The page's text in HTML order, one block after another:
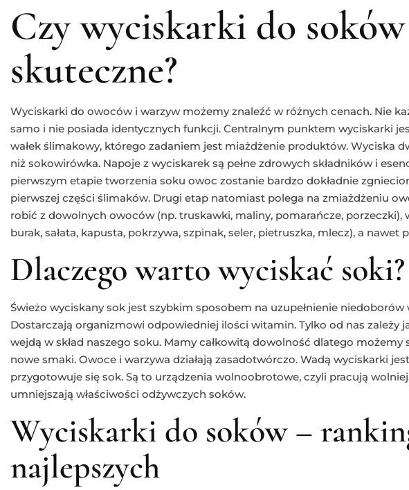
Czy wyciskarki do soków
skuteczne?
Wyciskarki do owoców i warzyw możemy znaleźć w różnych cenach. Nie
samo i nie posiada identycznych funkcji. Centralnym punktem wyciskarki
wałek ślimakowy, którego zadaniem jest miażdżenie produktów. Wyciska
niż sokowirówka. Napoje z wyciskarek są pełne zdrowych składników i
pierwszym etapie tworzenia soku owoc zostanie bardzo dokładnie
pierwszej części ślimaków. Drugi etap natomiast polega na zmiażdżeniu
robić z dowolnych owoców (np. truskawki, maliny, pomarańcze, porzeczki),
burak, sałata, kapusta, pokrzywa, szpinak, seler, pietruszka, mlecz), a nawet
Dlaczego warto wyciskać soki?
Świeżo wyciskany sok jest szybkim sposobem na uzupełnienie niedoborów
Dostarczają organizmowi odpowiedniej ilości witamin. Tylko od nas zależy
wejdą w skład naszego soku. Mamy całkowitą dowolność dlatego możemy
nowe smaki. Owoce i warzywa działają zasadotwórczo. Wadą wyciskarki
przygotowuje się sok. Są to urządzenia wolnoobrotowe, czyli pracują
umniejszają właściwości odżywczych soków.
Wyciskarki do soków –
najlepszych